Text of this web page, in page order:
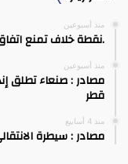
منذ أسبوعين
.نقطة خلاف تمنع
منذ أسبوعين
مصادر : صنعاء تطلق
قطر
منذ 4 أسابيع
مصادر : سيطرة